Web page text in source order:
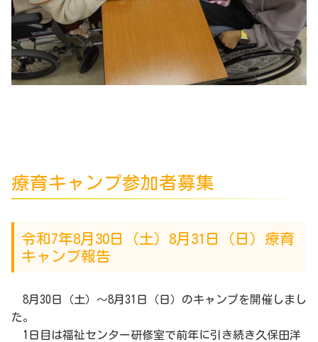
療育キャンプ参加者募集
令和7年8月30日（土）8月31日（日）療育
キャンプ報告
8月30日（土）～8月31日（日）のキャンプを開催しまし
た。
1日目は福祉センター研修室で前年に引き続き久保田洋